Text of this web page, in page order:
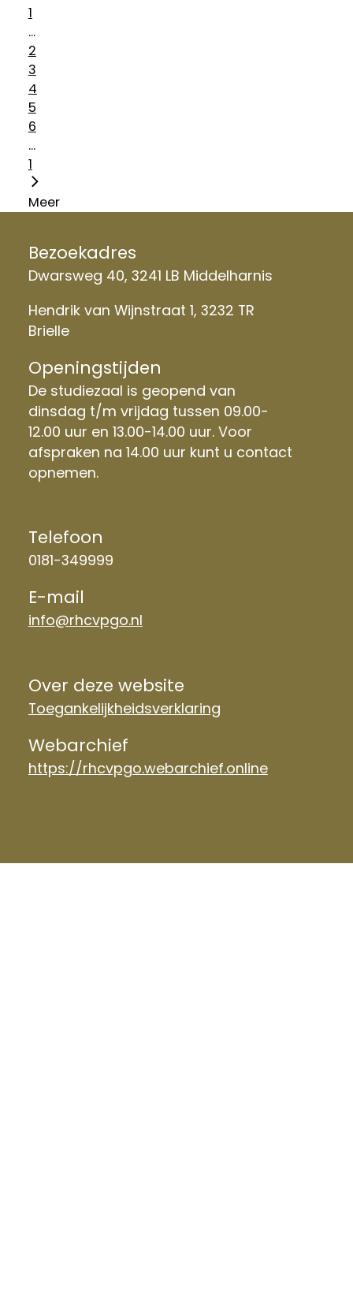
1
...
2
3
4
5
6
...
1
Meer
Bezoekadres
Dwarsweg 40, 3241 LB Middelharnis
Hendrik van Wijnstraat 1, 3232 TR
Brielle
Openingstijden
De studiezaal is geopend van
dinsdag t/m vrijdag tussen 09.00-
12.00 uur en 13.00-14.00 uur. Voor
afspraken na 14.00 uur kunt u contact
opnemen.
Telefoon
0181-349999
E-mail
info@rhcvpgo.nl
Over deze website
Toegankelijkheidsverklaring
Webarchief
https://rhcvpgo.webarchief.online